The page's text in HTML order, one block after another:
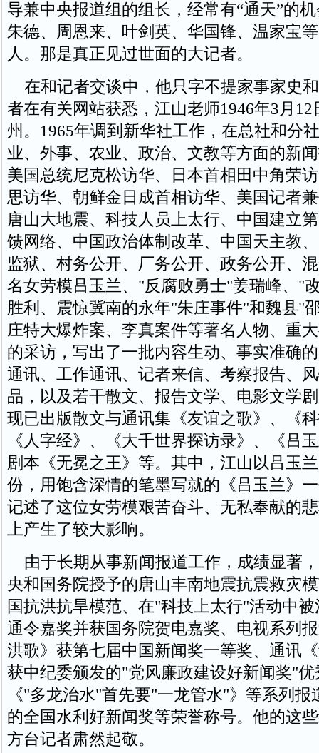
导兼中央报道组的组长，经常有“通天”的
朱德、周恩来、叶剑英、华国锋、温家宝
人。那是真正见过世面的大记者。
在和记者交谈中，他只字不提家事家史
者在有关网站获悉，江山老师1946年3月
州。1965年调到新华社工作，在总社和分
业、外事、农业、政治、文教等方面的新
美国总统尼克松访华、日本首相田中角荣
思访华、朝鲜金日成首相访华、美国记者
唐山大地震、科技人员上太行、中国建立
馈网络、中国政治体制改革、中国天主教
监狱、村务公开、厂务公开、政务公开、
名女劳模吕玉兰、"反腐败勇士"姜瑞峰、"
胜利、震惊冀南的永年"朱庄事件"和魏县"
庄特大爆炸案、李真案件等著名人物、重
的采访，写出了一批内容生动、事实准确
通讯、工作通讯、记者来信、考察报告、
品，以及若干散文、报告文学、电影文学
现已出版散文与通讯集《友谊之歌》、《
《人字经》、《大千世界探访录》、《吕
剧本《无冕之王》等。其中，江山以吕玉
份，用饱含深情的笔墨写就的《吕玉兰》
记述了这位女劳模艰苦奋斗、无私奉献的
上产生了较大影响。
由于长期从事新闻报道工作，成绩显著
央和国务院授予的唐山丰南地震抗震救灾
国抗洪抗旱模范、在"科技上太行"活动中
通令嘉奖并获国务院贺电嘉奖、电视系列
洪歌》获第七届中国新闻奖一等奖、通讯
获中纪委颁发的"党风廉政建设好新闻奖"
《"多龙治水"首先要"一龙管水"》等系列报
的全国水利好新闻奖等荣誉称号。他的这
方台记者肃然起敬。